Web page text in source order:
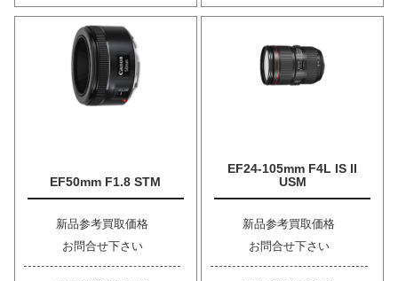
EF50mm F1.8 STM
新品参考買取価格
お問合せ下さい
EF24-105mm F4L IS II
USM
新品参考買取価格
お問合せ下さい